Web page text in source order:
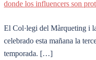
El Col·legi del Màrqueting i
celebrado esta mañana la
temporada. […]